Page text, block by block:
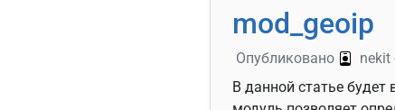
mod_geoip
Опубликовано nekit
В данной статье будет